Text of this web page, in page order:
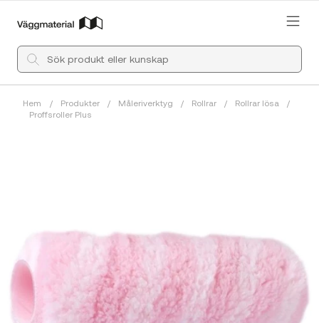
Hem / Produkter / Måleriverktyg / Rollrar / Rollrar lösa
/
Proffsroller Plus